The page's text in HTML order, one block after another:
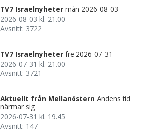
TV7 Israelnyheter mån 2026-08-03
2026-08-03 kl. 21.00
Avsnitt: 3722
TV7 Israelnyheter fre 2026-07-31
2026-07-31 kl. 21.00
Avsnitt: 3721
Aktuellt från Mellanöstern Ändens tid
närmar sig
2026-07-31 kl. 19.45
Avsnitt: 147